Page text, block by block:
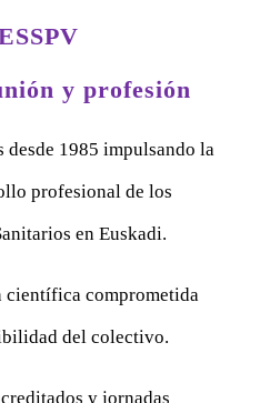
y profesión
desde 1985 impulsando la
profesional de los
en Euskadi.
científica comprometida
del colectivo.
y jornadas